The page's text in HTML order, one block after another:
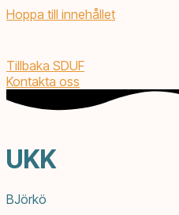
Hoppa till innehållet
Tillbaka SDUF
Kontakta oss
UKK
BJörkö